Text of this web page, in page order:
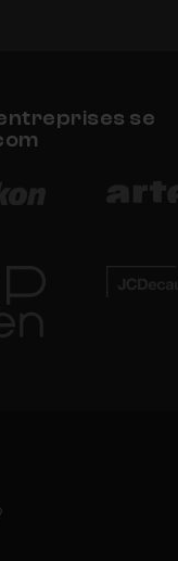
se